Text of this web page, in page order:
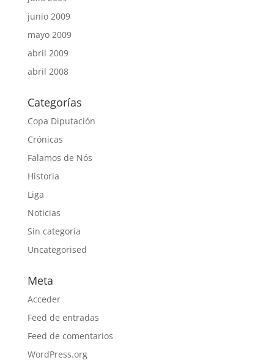
junio 2009
mayo 2009
abril 2009
abril 2008
Categorías
Copa Diputación
Crónicas
Falamos de Nós
Historia
Liga
Noticias
Sin categoría
Uncategorised
Meta
Acceder
Feed de entradas
Feed de comentarios
WordPress.org